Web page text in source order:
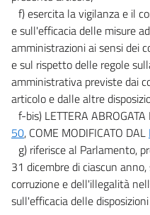
f) esercita la vigilanza e il
e sull'efficacia delle misure
amministrazioni ai sensi dei
e sul rispetto delle regole
amministrativa previste dai
articolo e dalle altre
f-bis) LETTERA ABROGATA
50, COME MODIFICATO DAL
g) riferisce al Parlamento,
31 dicembre di ciascun
corruzione e dell'illegalità
sull'efficacia delle